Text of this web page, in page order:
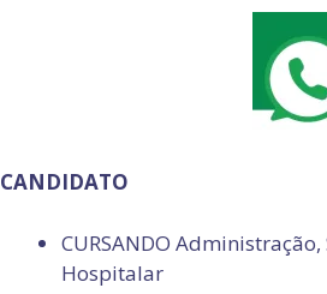
CANDIDATO
CURSANDO
Hospitalar